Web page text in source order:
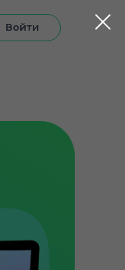
Войти